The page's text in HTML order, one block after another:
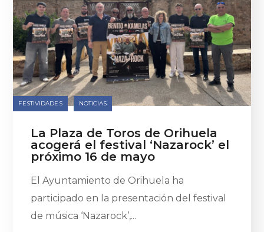
FESTIVIDADES NOTICIAS
La Plaza de Toros de Orihuela
acogerá el festival ‘Nazarock’ el
próximo 16 de mayo
El Ayuntamiento de Orihuela ha
participado en la presentación del festival
de música ‘Nazarock’,...